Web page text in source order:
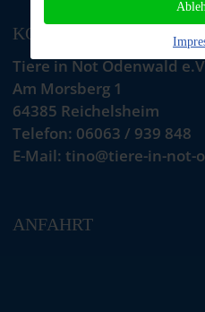
KONTAKT
Tiere in Not Odenwald
Am Morsberg 1
64385 Reichelsheim
Telefon: 06063 / 939 848
E-Mail: tino@tiere-in-not-
ANFAHRT